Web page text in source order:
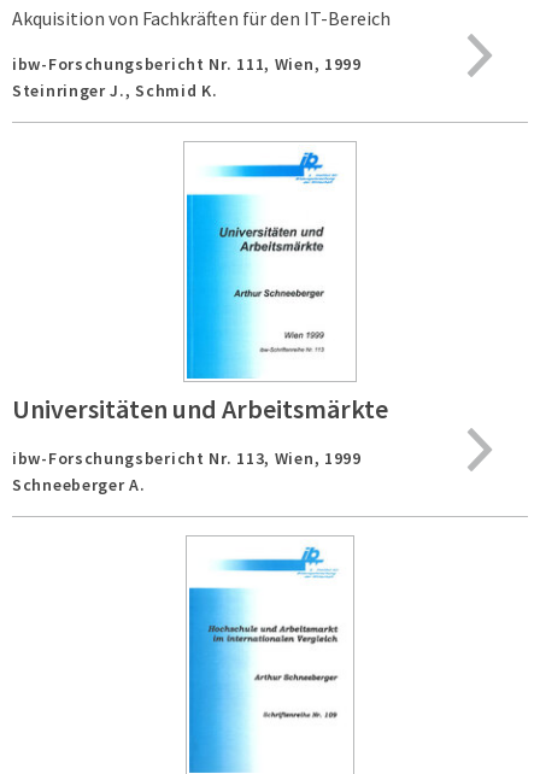
Akquisition von Fachkräften für den IT-Bereich
ibw-Forschungsbericht Nr. 111, Wien, 1999
Steinringer J., Schmid K.
Universitäten und Arbeitsmärkte
ibw-Forschungsbericht Nr. 113, Wien, 1999
Schneeberger A.